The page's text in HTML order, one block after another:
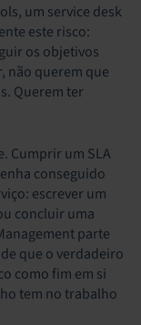
um service desk
este risco:
os objetivos
não querem que
Querem ter
Cumprir um SLA
conseguido
escrever um
concluir uma
parte
que o verdadeiro
como fim em si
tem no trabalho